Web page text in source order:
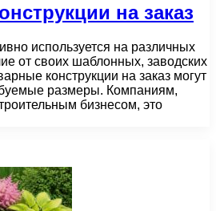
на заказ
используется на различных
от своих шаблонных, заводских
конструкции на заказ могут
размеры. Компаниям,
бизнесом, это